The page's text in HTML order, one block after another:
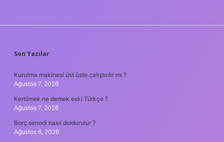
SIDEBAR
Son Yazılar
Kurutma makinesi üst üste çalıştırılır mı ?
Ağustos 7, 2026
Kertilmek ne demek eski Türkçe ?
Ağustos 7, 2026
Borç senedi nasıl doldurulur ?
Ağustos 6, 2026